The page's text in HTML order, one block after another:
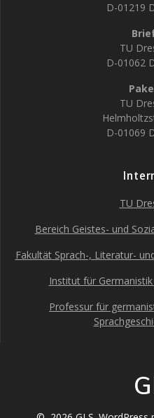
D-01219
TU
D-01062
TU
D-01069
TU
Bereich Geistes- und
Fakultät Sprach-, Literatur-
Institut für
Professur für